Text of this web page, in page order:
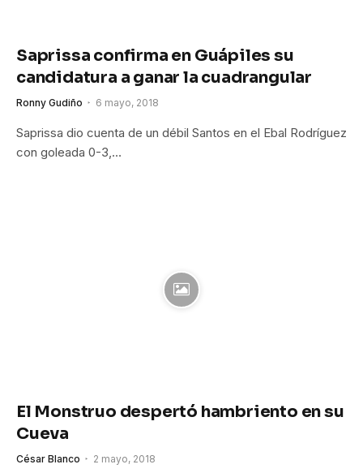
Saprissa confirma en Guápiles su
candidatura a ganar la cuadrangular
Ronny Gudiño 6 mayo, 2018
Saprissa dio cuenta de un débil Santos en el Ebal Rodríguez
con goleada 0-3,…
El Monstruo despertó hambriento en su
Cueva
César Blanco 2 mayo, 2018